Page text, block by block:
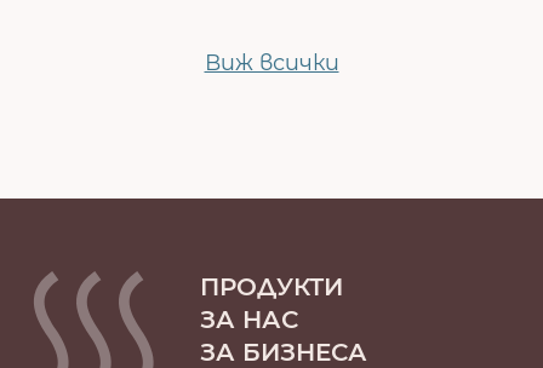
Виж всички
ПРОДУКТИ
ЗА НАС
ЗА БИЗНЕСА